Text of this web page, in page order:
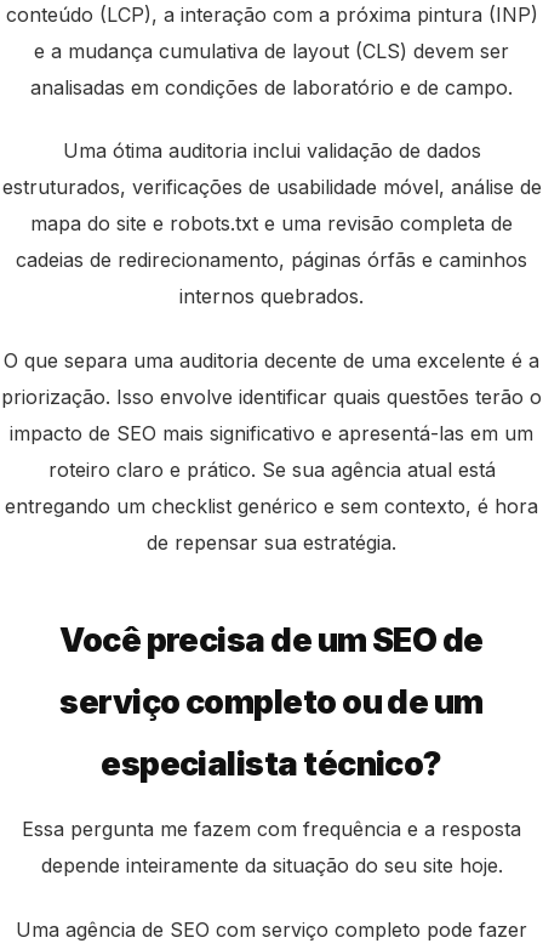
conteúdo (LCP), a interação com a próxima pintura (INP)
e a mudança cumulativa de layout (CLS) devem ser
analisadas em condições de laboratório e de campo.
Uma ótima auditoria inclui validação de dados
estruturados, verificações de usabilidade móvel, análise de
mapa do site e robots.txt e uma revisão completa de
cadeias de redirecionamento, páginas órfãs e caminhos
internos quebrados.
O que separa uma auditoria decente de uma excelente é a
priorização. Isso envolve identificar quais questões terão o
impacto de SEO mais significativo e apresentá-las em um
roteiro claro e prático. Se sua agência atual está
entregando um checklist genérico e sem contexto, é hora
de repensar sua estratégia.
Você precisa de um SEO de
serviço completo ou de um
especialista técnico?
Essa pergunta me fazem com frequência e a resposta
depende inteiramente da situação do seu site hoje.
Uma agência de SEO com serviço completo pode fazer